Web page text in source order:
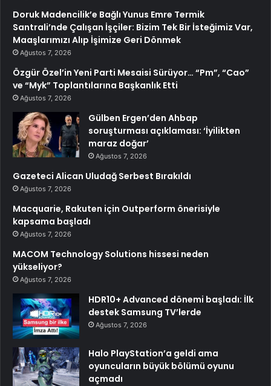
Doruk Madencilik’e Bağlı Yunus Emre Termik
Santrali’nde Çalışan İşçiler: Bizim Tek Bir İsteğimiz Var,
Maaşlarımızı Alıp İşimize Geri Dönmek
Ağustos 7, 2026
Özgür Özel’in Yeni Parti Mesaisi Sürüyor… “Pm”, “Cao”
ve “Myk” Toplantılarına Başkanlık Etti
Ağustos 7, 2026
Gülben Ergen’den Ahbap
soruşturması açıklaması: ‘İyilikten
maraz doğar’
Ağustos 7, 2026
Gazeteci Alican Uludağ Serbest Bırakıldı
Ağustos 7, 2026
Macquarie, Rakuten için Outperform önerisiyle
kapsama başladı
Ağustos 7, 2026
MACOM Technology Solutions hissesi neden
yükseliyor?
Ağustos 7, 2026
HDR10+ Advanced dönemi başladı: İlk
destek Samsung TV’lerde
Ağustos 7, 2026
Halo PlayStation’a geldi ama
oyuncuların büyük bölümü oyunu
açmadı